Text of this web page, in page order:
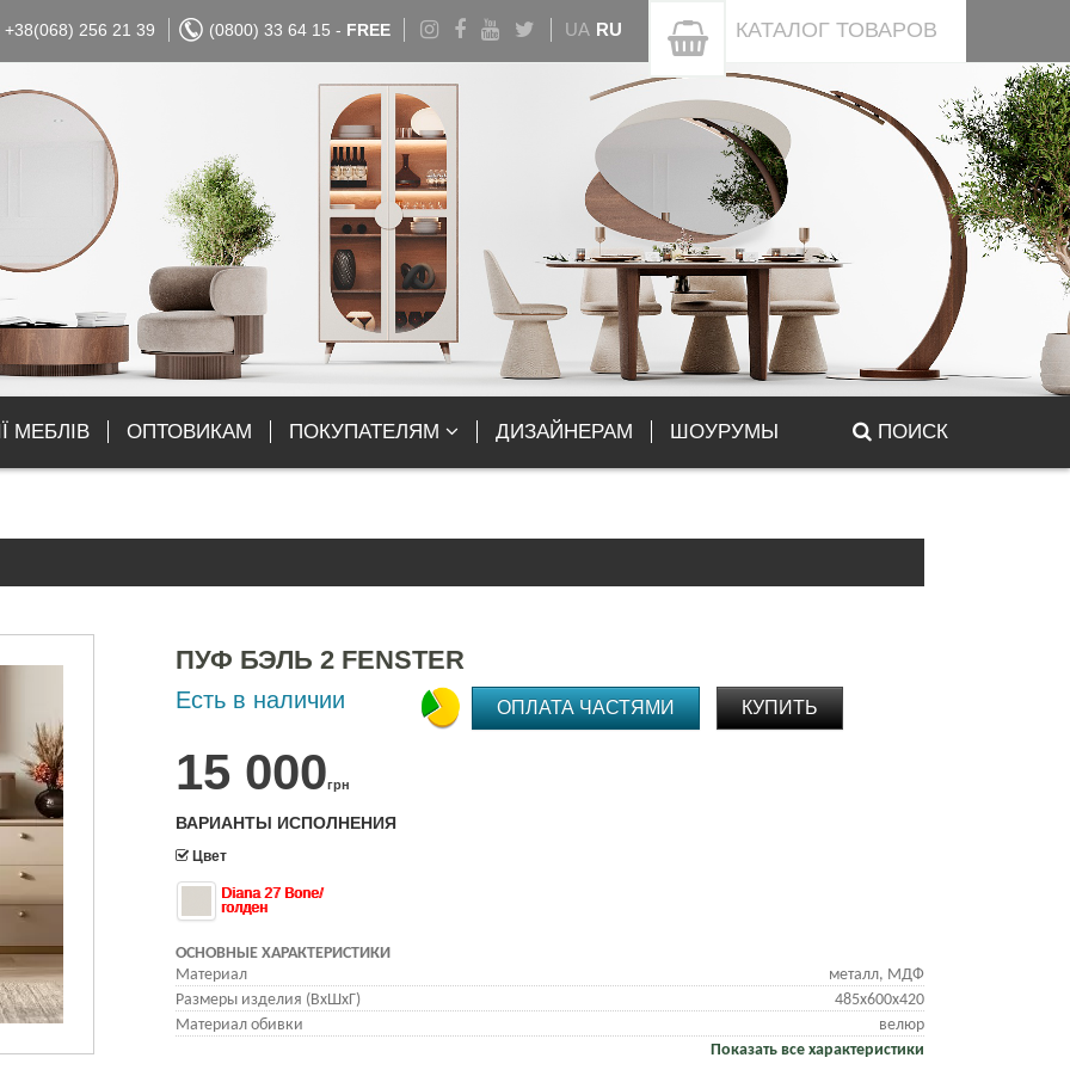
+38(068) 256 21 39 (0800) 33 64 15 - FREE UA RU КАТАЛОГ ТОВАРОВ
МЕБЛІВ ОПТОВИКАМ ПОКУПАТЕЛЯМ ДИЗАЙНЕРАМ ШОУРУМЫ ПОИСК
ПУФ БЭЛЬ 2 FENSTER
Есть в наличии
15 000грн
ОПЛАТА ЧАСТЯМИ КУПИТЬ
ВАРИАНТЫ ИСПОЛНЕНИЯ
Цвет
Diana 27 Bone/
голден
ОСНОВНЫЕ ХАРАКТЕРИСТИКИ
Материал
металл, МДФ
Размеры изделия (ВхШхГ)
485х600х420
Материал обивки
велюр
Показать все характеристики